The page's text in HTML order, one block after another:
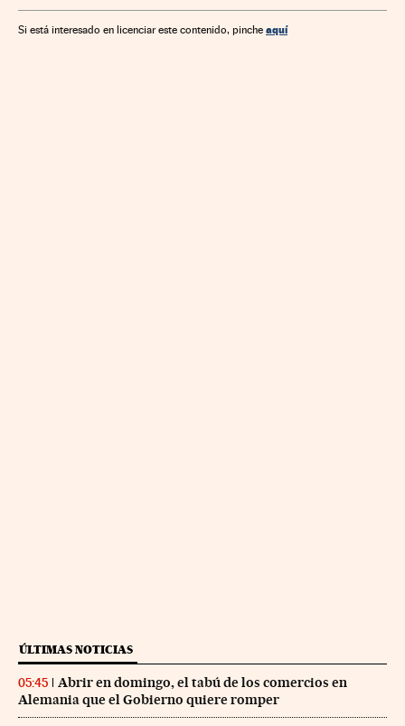
Si está interesado en licenciar este contenido, pinche aquí
ÚLTIMAS NOTICIAS
05:45
Abrir en domingo, el tabú de los comercios en
Alemania que el Gobierno quiere romper